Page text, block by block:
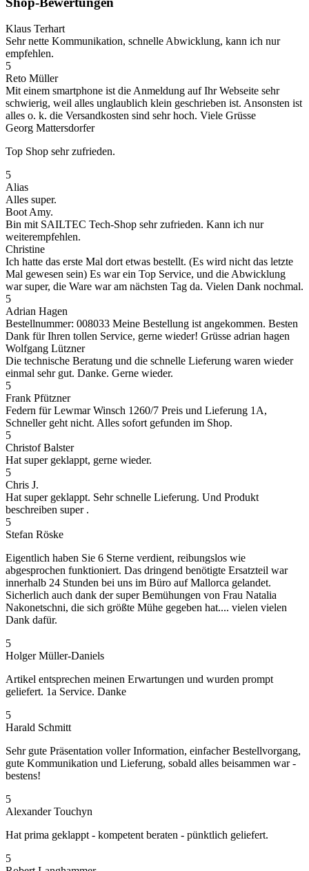
Klaus Terhart
Sehr nette Kommunikation, schnelle Abwicklung, kann ich nur
empfehlen.
5
Reto Müller
Mit einem smartphone ist die Anmeldung auf Ihr Webseite sehr
schwierig, weil alles unglaublich klein geschrieben ist. Ansonsten ist
alles o. k. die Versandkosten sind sehr hoch. Viele Grüsse
Georg Mattersdorfer
Top Shop sehr zufrieden.
5
Alias
Alles super.
Boot Amy.
Bin mit SAILTEC Tech-Shop sehr zufrieden. Kann ich nur
weiterempfehlen.
Christine
Ich hatte das erste Mal dort etwas bestellt. (Es wird nicht das letzte
Mal gewesen sein) Es war ein Top Service, und die Abwicklung
war super, die Ware war am nächsten Tag da. Vielen Dank nochmal.
5
Adrian Hagen
Bestellnummer: 008033 Meine Bestellung ist angekommen. Besten
Dank für Ihren tollen Service, gerne wieder! Grüsse adrian hagen
Wolfgang Lützner
Die technische Beratung und die schnelle Lieferung waren wieder
einmal sehr gut. Danke. Gerne wieder.
5
Frank Pfützner
Federn für Lewmar Winsch 1260/7 Preis und Lieferung 1A,
Schneller geht nicht. Alles sofort gefunden im Shop.
5
Christof Balster
Hat super geklappt, gerne wieder.
5
Chris J.
Hat super geklappt. Sehr schnelle Lieferung. Und Produkt
beschreiben super .
5
Stefan Röske
Eigentlich haben Sie 6 Sterne verdient, reibungslos wie
abgesprochen funktioniert. Das dringend benötigte Ersatzteil war
innerhalb 24 Stunden bei uns im Büro auf Mallorca gelandet.
Sicherlich auch dank der super Bemühungen von Frau Natalia
Nakonetschni, die sich größte Mühe gegeben hat.... vielen vielen
Dank dafür.
5
Holger Müller-Daniels
Artikel entsprechen meinen Erwartungen und wurden prompt
geliefert. 1a Service. Danke
5
Harald Schmitt
Sehr gute Präsentation voller Information, einfacher Bestellvorgang,
gute Kommunikation und Lieferung, sobald alles beisammen war -
bestens!
5
Alexander Touchyn
Hat prima geklappt - kompetent beraten - pünktlich geliefert.
5